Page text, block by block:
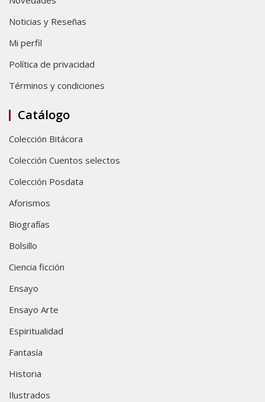
Noticias y Reseñas
Mi perfil
Política de privacidad
Términos y condiciones
Catálogo
Colección Bitácora
Colección Cuentos selectos
Colección Posdata
Aforismos
Biografías
Bolsillo
Ciencia ficción
Ensayo
Ensayo Arte
Espiritualidad
Fantasía
Historia
Ilustrados